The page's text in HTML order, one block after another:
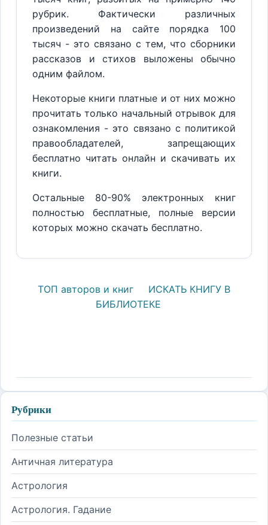
рубрик. Фактически различных
произведений на сайте порядка 100
тысяч - это связано с тем, что сборники
рассказов и стихов выложены обычно
одним файлом.
Некоторые книги платные и от них можно
прочитать только начальный отрывок для
ознакомления - это связано с политикой
правообладателей, запрещающих
бесплатно читать онлайн и скачивать их
книги.
Остальные 80-90% электронных книг
полностью бесплатные, полные версии
которых можно скачать бесплатно.
ТОП авторов и книг
ИСКАТЬ КНИГУ В
БИБЛИОТЕКЕ
Рубрики
Полезные статьи
Античная литература
Астрология
Астрология. Гадание